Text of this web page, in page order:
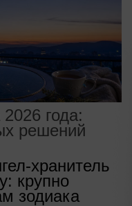
года:
решений
хранитель
крупно
зодиака